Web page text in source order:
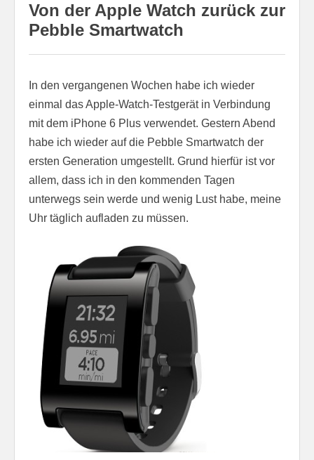
Von der Apple Watch zurück zur
Pebble Smartwatch
In den vergangenen Wochen habe ich wieder
einmal das Apple-Watch-Testgerät in Verbindung
mit dem iPhone 6 Plus verwendet. Gestern Abend
habe ich wieder auf die Pebble Smartwatch der
ersten Generation umgestellt. Grund hierfür ist vor
allem, dass ich in den kommenden Tagen
unterwegs sein werde und wenig Lust habe, meine
Uhr täglich aufladen zu müssen.